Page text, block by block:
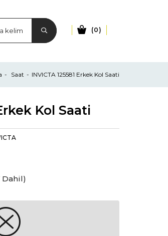
0
Saat INVICTA 125581 Erkek Kol Saati
Kol Saati
Dahil)